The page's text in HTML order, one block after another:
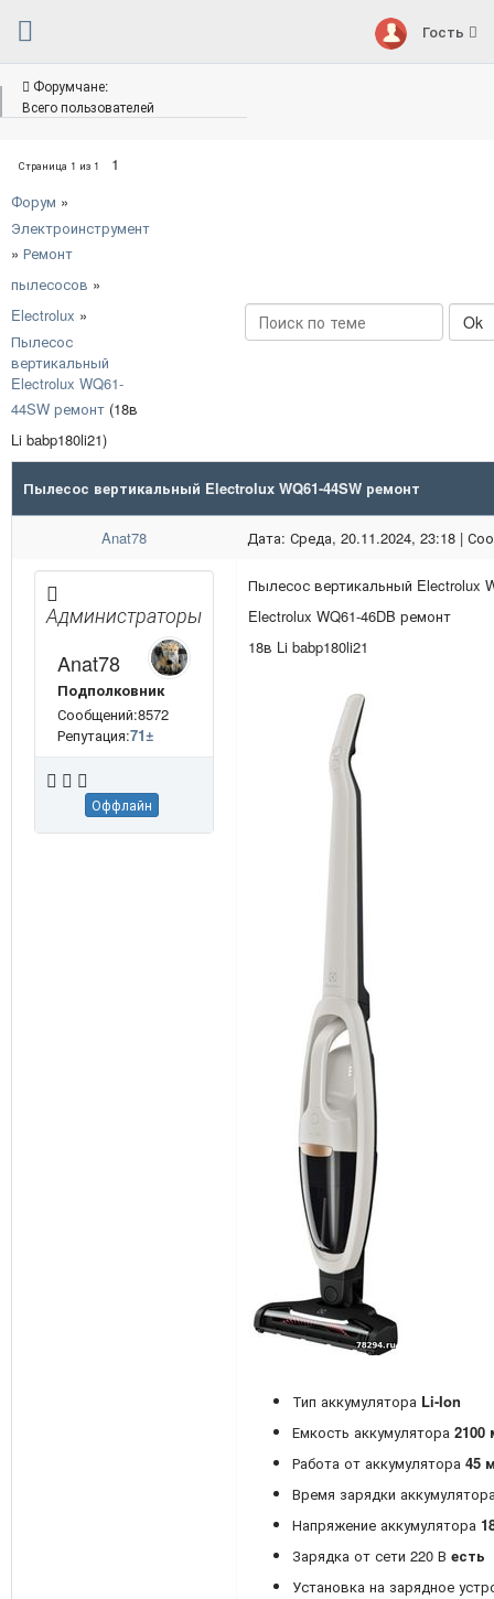
Гость
Форумчане:
Всего пользователей
Страница 1 из 1
1
Форум »
Электроинструмент
» Ремонт
пылесосов »
Electrolux »
Пылесос
вертикальный
Electrolux WQ61-
44SW ремонт (18в
Li babp180li21)
Пылесос вертикальный Electrolux WQ61-44SW ремонт
Anat78 Дата: Среда, 20.11.2024, 23:18 |
Администраторы
Anat78
Подполковник
Сообщений:8572
Репутация:71±
Оффлайн
Пылесос вертикальный Electrolux
Electrolux WQ61-46DB ремонт
18в Li babp180li21
Тип аккумулятора Li-Ion
Емкость аккумулятора 2100
Работа от аккумулятора 45
Время зарядки
Напряжение аккумулятора
Зарядка от сети 220 В есть
Установка на зарядное